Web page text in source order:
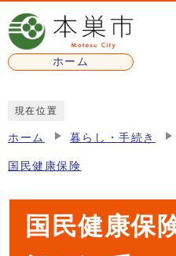
ページの先頭です
ホーム
現在位置
ホーム 暮らし・手続き
国民健康保険
国民健康保